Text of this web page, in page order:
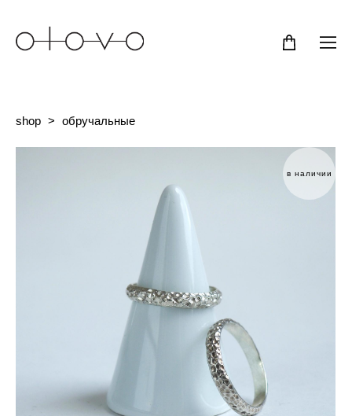
shop > обручальные
в наличии